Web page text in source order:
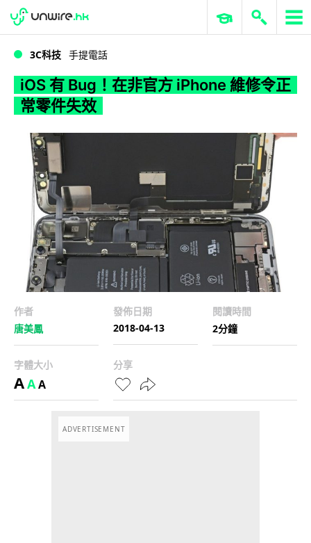
WWDC 2026 ERP 與商業 AI
3C科技 手提電話
iOS 有 Bug！在非官方 iPhone 維修令正
常零件失效
作者
唐美鳳
發佈日期
2018-04-13
閱讀時間
2分鐘
字體大小
AAA
分享
ADVERTISEMENT